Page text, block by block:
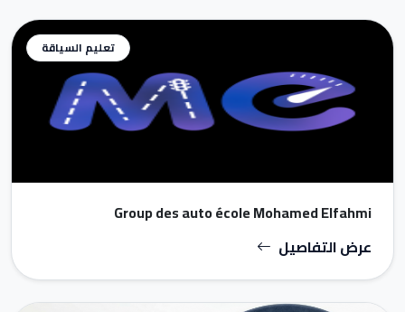
تعليم السياقة
Group des auto école Mohamed Elfahmi
عرض التفاصيل